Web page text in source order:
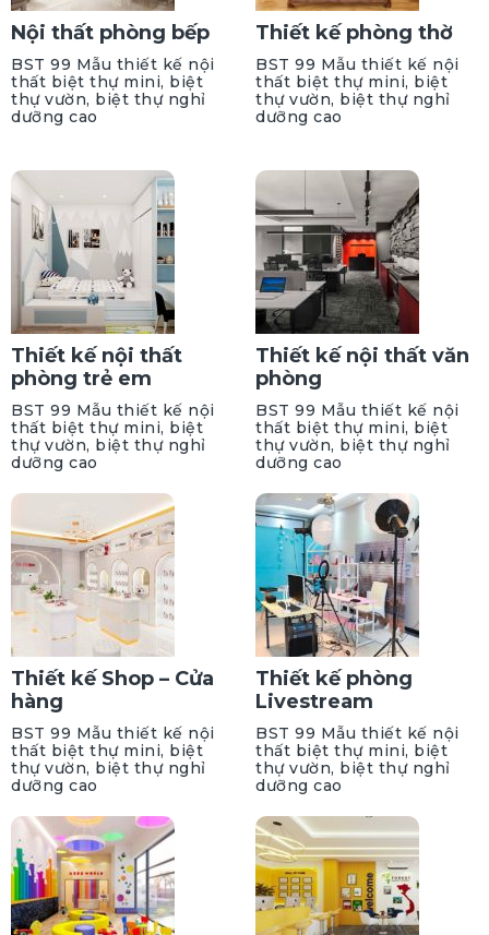
Nội thất phòng bếp
BST 99 Mẫu thiết kế nội
thất biệt thự mini, biệt
thự vườn, biệt thự nghỉ
dưỡng cao
Thiết kế phòng thờ
BST 99 Mẫu thiết kế nội
thất biệt thự mini, biệt
thự vườn, biệt thự nghỉ
dưỡng cao
Thiết kế nội thất
phòng trẻ em
BST 99 Mẫu thiết kế nội
thất biệt thự mini, biệt
thự vườn, biệt thự nghỉ
dưỡng cao
Thiết kế nội thất văn
phòng
BST 99 Mẫu thiết kế nội
thất biệt thự mini, biệt
thự vườn, biệt thự nghỉ
dưỡng cao
Thiết kế Shop – Cửa
hàng
BST 99 Mẫu thiết kế nội
thất biệt thự mini, biệt
thự vườn, biệt thự nghỉ
dưỡng cao
Thiết kế phòng
Livestream
BST 99 Mẫu thiết kế nội
thất biệt thự mini, biệt
thự vườn, biệt thự nghỉ
dưỡng cao